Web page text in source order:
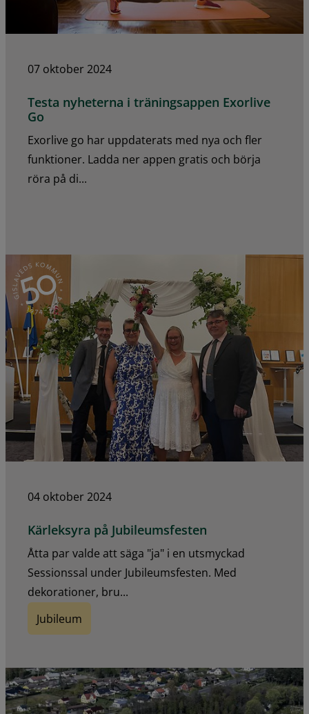
07 oktober 2024
Testa nyheterna i träningsappen Exorlive
Go
Exorlive go har uppdaterats med nya och fler
funktioner. Ladda ner appen gratis och börja
röra på di...
04 oktober 2024
Kärleksyra på Jubileumsfesten
Åtta par valde att säga "ja" i en utsmyckad
Sessionssal under Jubileumsfesten. Med
dekorationer, bru...
Jubileum